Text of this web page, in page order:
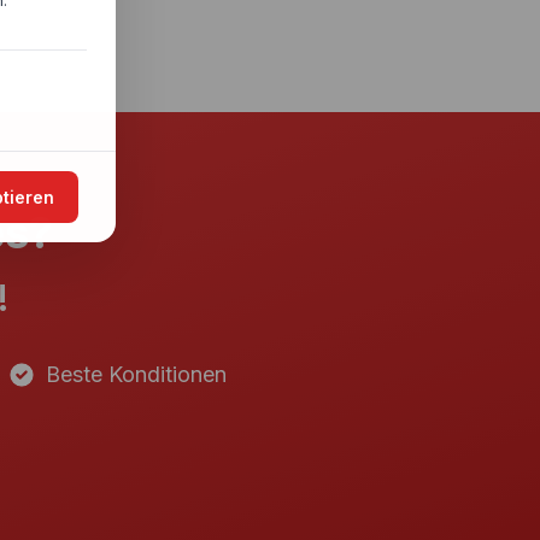
Beste Konditionen